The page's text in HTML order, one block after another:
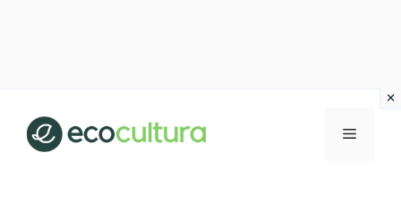
contenuto
MENU